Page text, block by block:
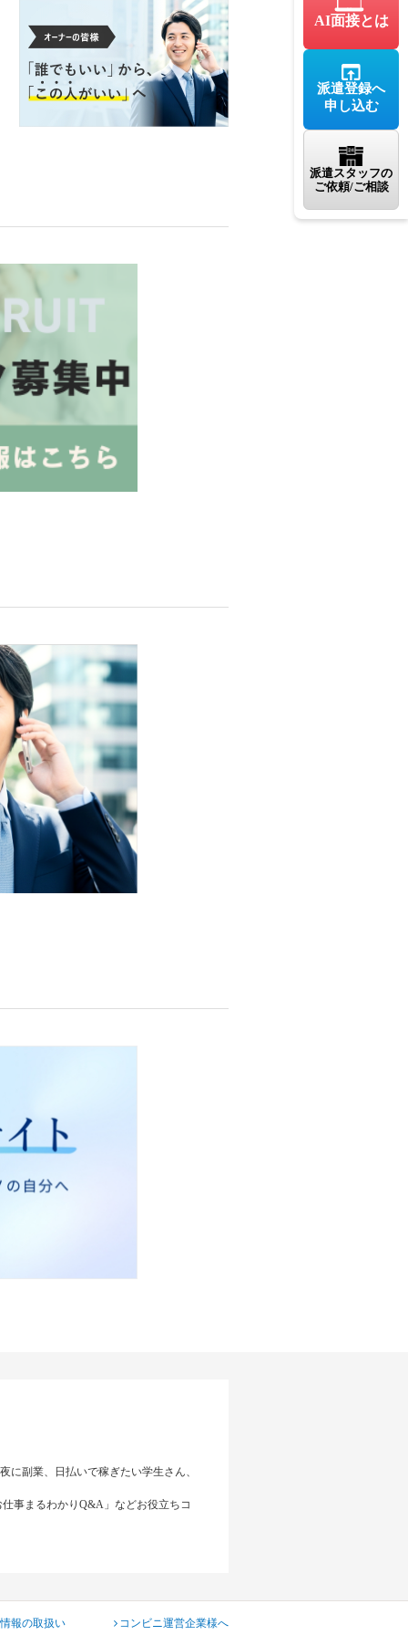
AI面接とは
派遣登録へ
申し込む
派遣スタッフの
ご依頼/ご相談
に副業、日払いで稼ぎたい学生さん、
事まるわかりQ&A」などお役立ちコ
報の取扱い コンビニ運営企業様へ